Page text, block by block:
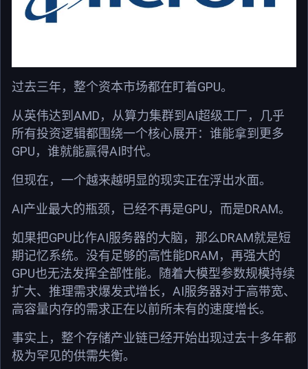
过去三年，整个资本市场都在盯着GPU。
从英伟达到 AMD ，从算力集群到 AI超级工厂，几乎
所有投资逻辑都围绕一个核心展开：谁能拿到更多
GPU ，谁就能赢得AI时代。
但现在，一个越来越明显的现实正在浮出水面。
AI产业最大的瓶颈，已经不再是GPU ，而是DRAM。
如果把GPU 比作AI服务器的大脑，那么DRAM就是短
期记忆系统。没有足够的高性能DRAM ，再强大的
GPU也无法发挥全部性能。随着大模型参数规模持续
扩大、推理需求爆发式增长， AI服务器对于高带宽、
高容量内存的需求正在以前所未有的速度增长。
事实上，整个存储产业链已经开始出现过去十多年都
极为罕见的供需失衡。